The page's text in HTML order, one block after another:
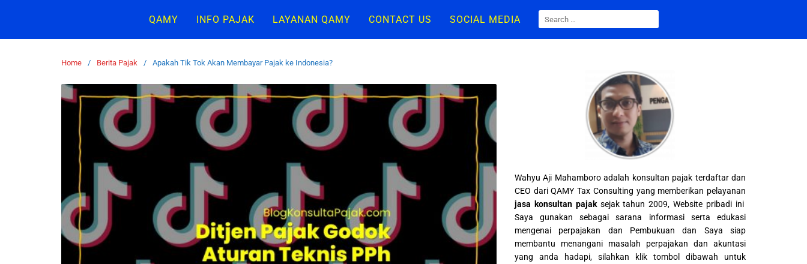
QAMY INFO PAJAK LAYANAN QAMY CONTACT US SOCIAL MEDIA
Home Berita Pajak Apakah Tik Tok Akan Membayar Pajak ke Indonesia?
Wahyu Aji Mahamboro adalah konsultan pajak terdaftar dan
CEO dari QAMY Tax Consulting yang memberikan pelayanan
jasa konsultan pajaksejak tahun 2009, Website pribadi ini
Saya gunakan sebagai sarana informasi serta edukasi
mengenai perpajakan dan Pembukuan dan Saya siap
membantu menangani masalah perpajakan dan akuntasi
yang anda hadapi, silahkan klik tombol dibawah untuk